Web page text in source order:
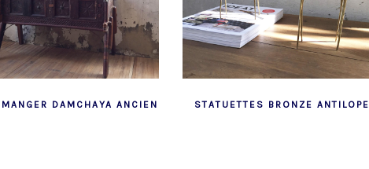
MANGER DAMCHAYA ANCIEN STATUETTES BRONZE ANTILOPE